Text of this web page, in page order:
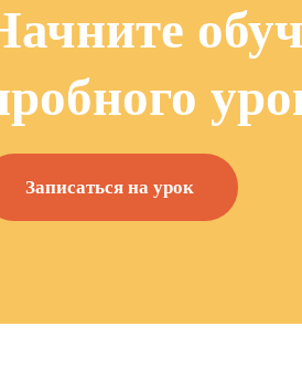
Записаться на урок